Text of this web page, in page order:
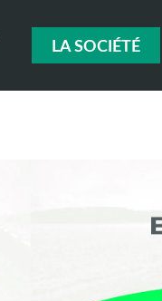
LA SOCIÉTÉ